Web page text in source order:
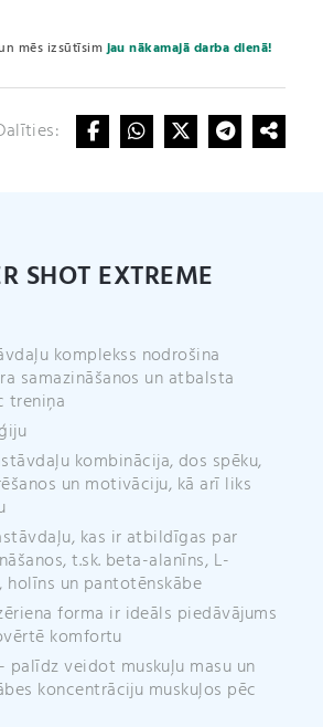
mēs izsūtīsimjau nākamajā darba dienā!
e
r
n
SHOT EXTREME
komplekss nodrošina
samazināšanos un atbalsta
treniņa
kombinācija, dos spēku,
un motivāciju, kā arī liks
kas ir atbildīgas par
t.sk. beta-alanīns, L-
holīns un pantotēnskābe
forma ir ideāls piedāvājums
komfortu
palīdz veidot muskuļu masu un
koncentrāciju muskuļos pēc